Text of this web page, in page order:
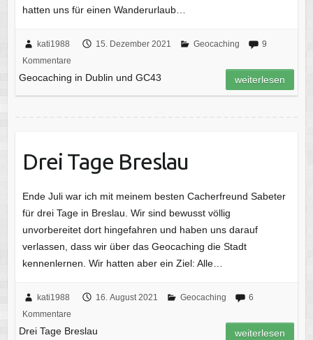
hatten uns für einen Wanderurlaub…
kati1988 15. Dezember 2021 Geocaching
9
Kommentare
Geocaching in Dublin und GC43 weiterlesen
Drei Tage Breslau
Ende Juli war ich mit meinem besten Cacherfreund Sabeter
für drei Tage in Breslau. Wir sind bewusst völlig
unvorbereitet dort hingefahren und haben uns darauf
verlassen, dass wir über das Geocaching die Stadt
kennenlernen. Wir hatten aber ein Ziel: Alle…
kati1988 16. August 2021 Geocaching
6
Kommentare
Drei Tage Breslau weiterlesen